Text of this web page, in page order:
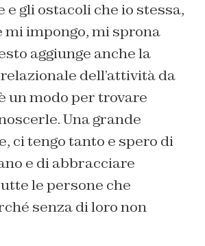
e gli ostacoli che io stessa,
impongo, mi sprona
aggiunge anche la
dell’attività da
un modo per trovare
Una grande
ci tengo tanto e spero di
e di abbracciare
le persone che
senza di loro non